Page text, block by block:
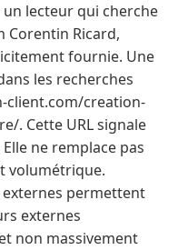
lecteur qui cherche
Corentin Ricard,
fournie. Une
les recherches
client.com/creation-
. Cette URL signale
ne remplace pas
volumétrique.
externes permettent
externes
non massivement